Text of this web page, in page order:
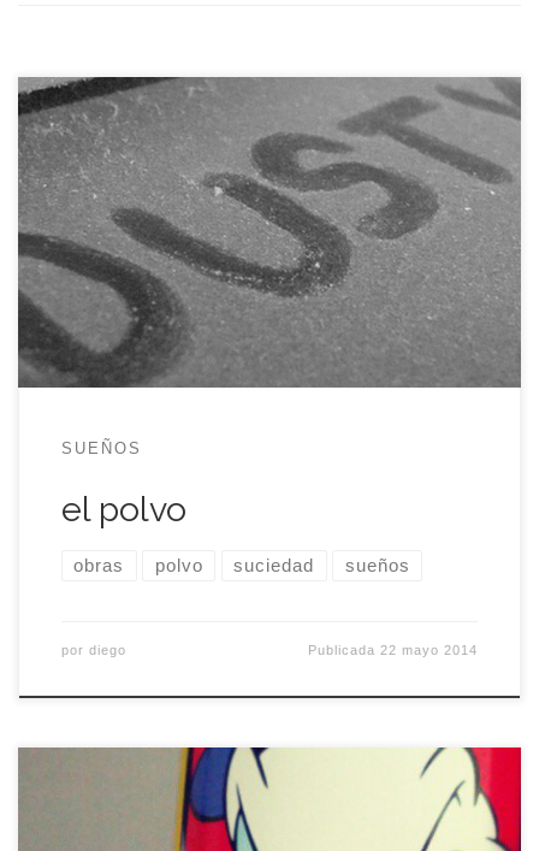
Llevamos casi dos semanas inmersos en lo que a
priori iba a ser una remodelación prácticamente
indolora de los dos baños de la casa. O, al menos,
eso era lo que pensaba eme de todo el proyecto.
Yo, que he visto y vivido alguna obra más sé que
las cosas […]
SUEÑOS
el polvo
obras polvo suciedad sueños
por diego Publicada 22 mayo 2014
eme me ha hecho ver que llevo varios días de un